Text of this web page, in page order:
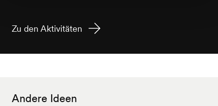
Zu den Aktivitäten
Andere Ideen